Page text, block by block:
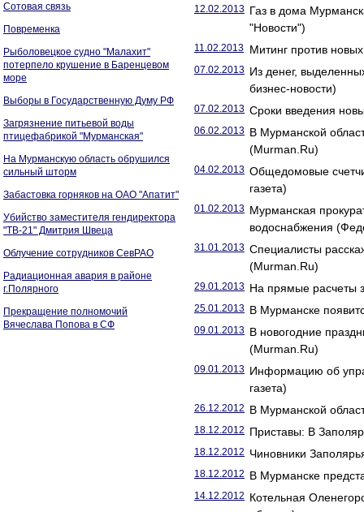
Сотовая связь
Повременка
Рыболовецкое судно "Малахит"
потерпело крушение в Баренцевом
море
Выборы в Государственную Думу РФ
Загрязнение питьевой воды
птицефабрикой "Мурманская"
На Мурманскую область обрушился
сильный шторм
Забастовка горняков на ОАО "Апатит"
Убийство заместителя гендиректора
"ТВ-21" Дмитрия Швеца
Облучение сотрудников СевРАО
Радиационная авария в районе
г.Полярного
Прекращение полномочий
Вячеслава Попова в СФ
12.02.2013 Газ в дома
"Новости")
11.02.2013 Митинг против
07.02.2013 Из денег,
бизнес-новости)
07.02.2013 Сроки введения
06.02.2013 В Мурманской
(Murman.Ru)
04.02.2013 Общедомовые
газета)
01.02.2013 Мурманская
водоснабжения
31.01.2013 Специалисты
(Murman.Ru)
29.01.2013 На прямые расчеты
25.01.2013 В Мурманске
09.01.2013 В новогодние
(Murman.Ru)
09.01.2013 Информацию об
газета)
26.12.2012 В Мурманской
18.12.2012 Приставы: В
18.12.2012 Чиновники
18.12.2012 В Мурманске
14.12.2012 Котельная